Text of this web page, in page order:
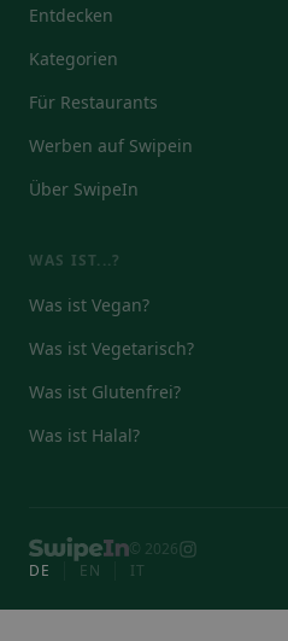
Entdecken
Kategorien
Für Restaurants
Werben auf Swipein
Über SwipeIn
WAS IST...?
Was ist Vegan?
Was ist Vegetarisch?
Was ist Glutenfrei?
Was ist Halal?
© 2026
DE
EN IT